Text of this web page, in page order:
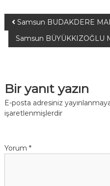
Samsun BUDAKDERE
Samsun BÜYÜKKIZOĞLU
Bir yanıt yazın
E-posta adresiniz
işaretlenmişlerdir
Yorum *